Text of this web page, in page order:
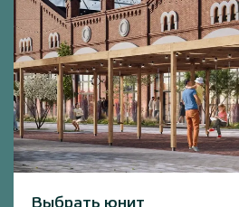
Выбрать юнит